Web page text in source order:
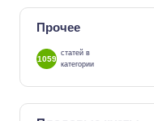
Прочее
1059
статей в
категории